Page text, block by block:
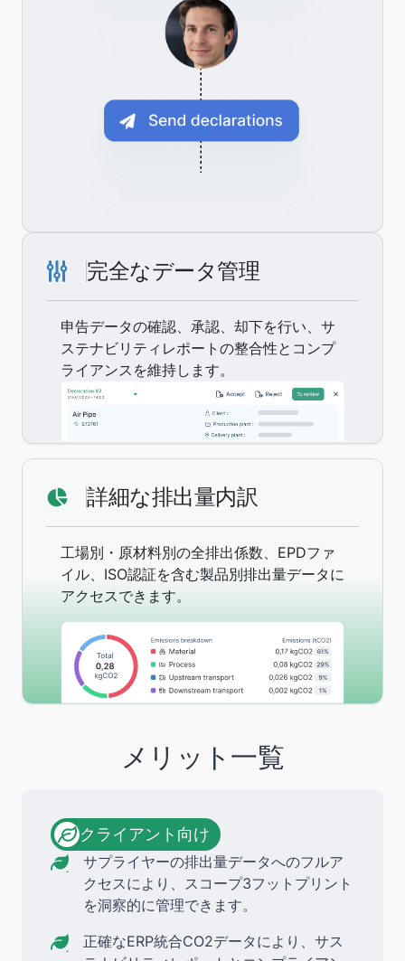
完全なデータ管理
申告データの確認、承認、却下を行い、サ
ステナビリティレポートの整合性とコンプ
ライアンスを維持します。
詳細な排出量内訳
工場別・原材料別の全排出係数、EPDファ
イル、ISO認証を含む製品別排出量データに
アクセスできます。
メリット一覧
クライアント向け
サプライヤーの排出量データへのフルア
クセスにより、スコープ3フットプリント
を洞察的に管理できます。
正確なERP統合CO2データにより、サス